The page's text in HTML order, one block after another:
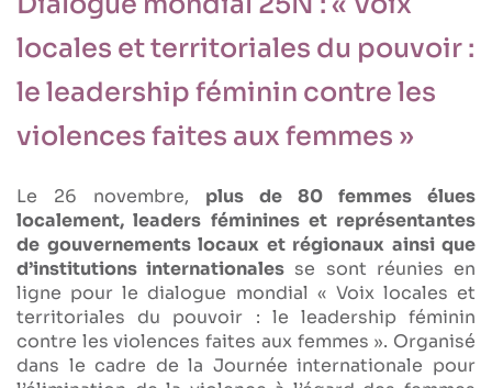
locales et territoriales du pouvoir :
le leadership féminin contre les
violences faites aux femmes »
Le 26 novembre, plus de 80 femmes élues
localement, leaders féminines et représentantes
de gouvernements locaux et régionaux ainsi que
d’institutions internationales se sont réunies en
ligne pour le dialogue mondial « Voix locales et
territoriales du pouvoir : le leadership féminin
contre les violences faites aux femmes ». Organisé
dans le cadre de la Journée internationale pour